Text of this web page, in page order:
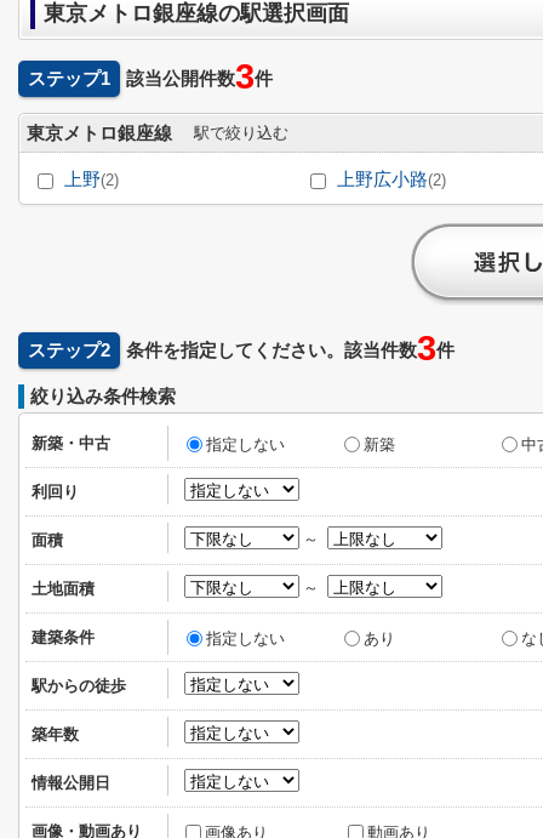
東京メトロ銀座線の駅選択画面
ステップ1 該当公開件数3件
東京メトロ銀座線 駅で絞り込む
上野(2) 上野広小路(2)
ステップ2 条件を指定してください。該当件数3件
絞り込み条件検索
新築・中古 指定しない 新築 中
利回り
面積 ～
土地面積 ～
建築条件 指定しない あり な
駅からの徒歩
築年数
情報公開日
画像・動画あり 画像あり 動画あり